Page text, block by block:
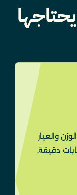
والعيار
دقيقة.